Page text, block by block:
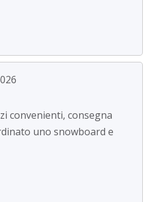
convenienti, consegna
uno snowboard e